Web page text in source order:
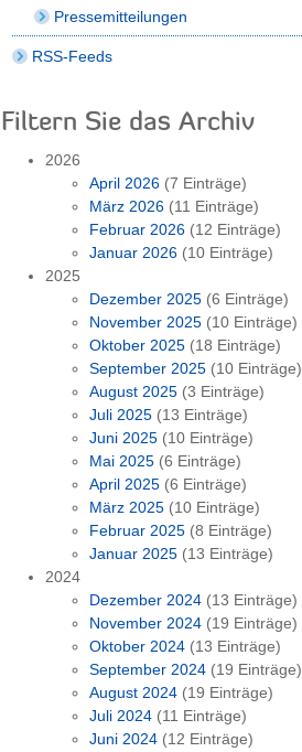
Pressemitteilungen
RSS-Feeds
Filtern Sie das Archiv
2026
April 2026 (7 Einträge)
März 2026 (11 Einträge)
Februar 2026 (12 Einträge)
Januar 2026 (10 Einträge)
2025
Dezember 2025 (6 Einträge)
November 2025 (10 Einträge)
Oktober 2025 (18 Einträge)
September 2025 (10 Einträge)
August 2025 (3 Einträge)
Juli 2025 (13 Einträge)
Juni 2025 (10 Einträge)
Mai 2025 (6 Einträge)
April 2025 (6 Einträge)
März 2025 (10 Einträge)
Februar 2025 (8 Einträge)
Januar 2025 (13 Einträge)
2024
Dezember 2024 (13 Einträge)
November 2024 (19 Einträge)
Oktober 2024 (13 Einträge)
September 2024 (19 Einträge)
August 2024 (19 Einträge)
Juli 2024 (11 Einträge)
Juni 2024 (12 Einträge)